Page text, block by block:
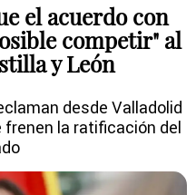
el acuerdo con
competir" al
y León
desde Valladolid
la ratificación del